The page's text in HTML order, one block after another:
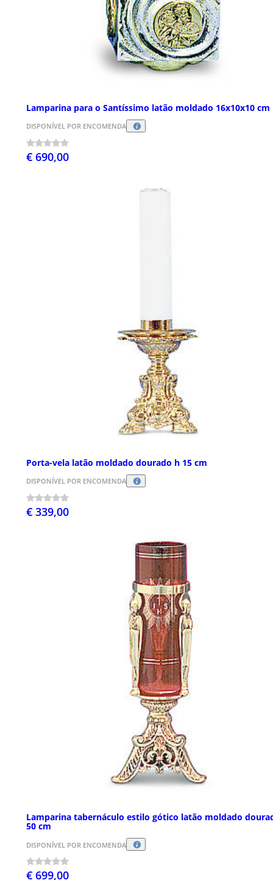
Lamparina para o Santíssimo latão moldado 16x10x10 cm
DISPONÍVEL POR ENCOMENDA
€ 690,00
Porta-vela latão moldado dourado h 15 cm
DISPONÍVEL POR ENCOMENDA
€ 339,00
Lamparina tabernáculo estilo gótico latão moldado
50 cm
DISPONÍVEL POR ENCOMENDA
€ 699,00